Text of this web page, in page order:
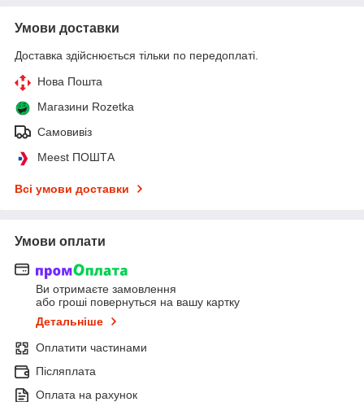
Умови доставки
Доставка здійснюється тільки по передоплаті.
Нова Пошта
Магазини Rozetka
Самовивіз
Meest ПОШТА
Всі умови доставки
Умови оплати
Ви отримаєте замовлення
або гроші повернуться на вашу картку
Детальніше
Оплатити частинами
Післяплата
Оплата на рахунок